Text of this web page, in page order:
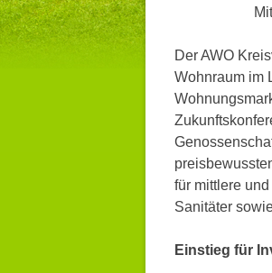
Der AWO
Wohnraum im
für mittlere
Sanitäter
Einstieg für